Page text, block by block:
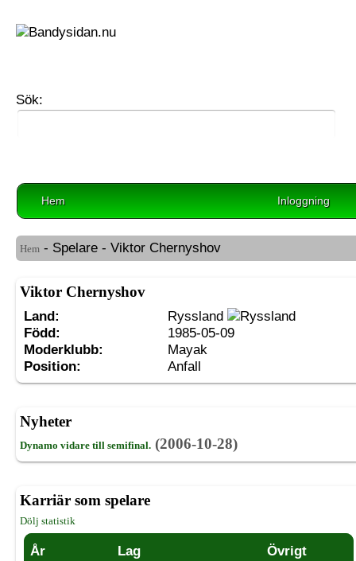
Sök:
Hem Inloggning
Hem - Spelare - Viktor Chernyshov
Viktor Chernyshov
Land:
Ryssland
Född:
1985-05-09
Moderklubb:
Mayak
Position:
Anfall
Nyheter
Dynamo vidare till semifinal. (2006-10-28)
Karriär som spelare
Dölj statistik
År Lag
Övrigt